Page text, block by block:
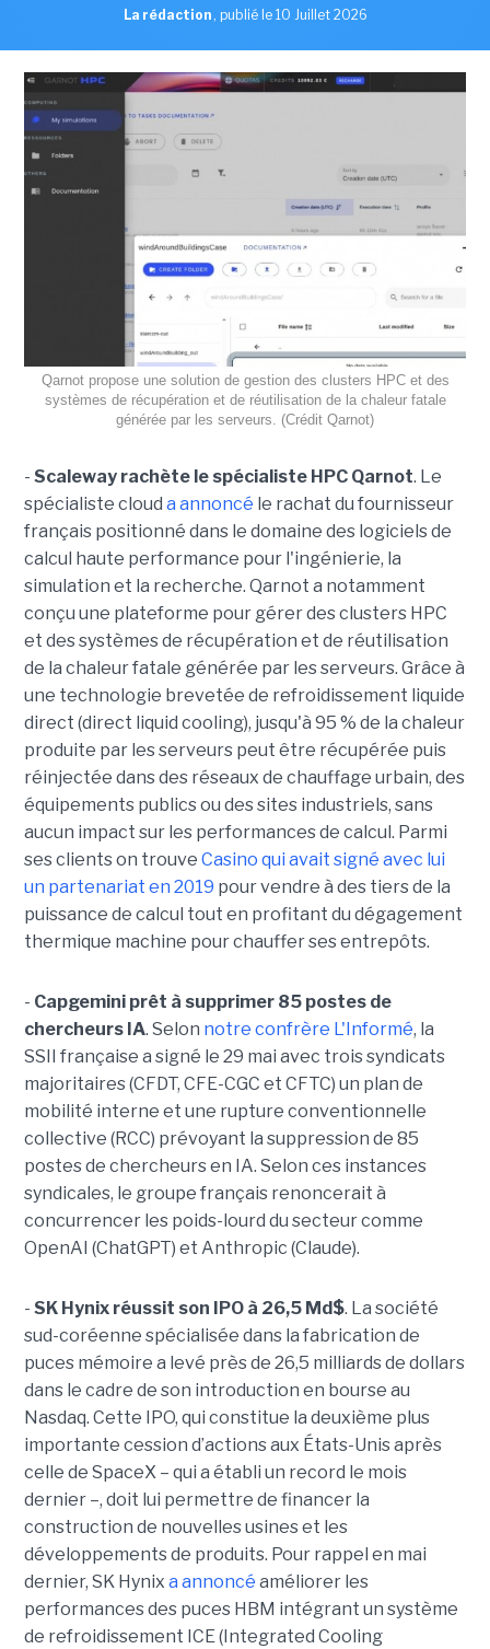
La rédaction , publié le 10 Juillet 2026
Qarnot propose une solution de gestion des clusters HPC et des
systèmes de récupération et de réutilisation de la chaleur fatale
générée par les serveurs. (Crédit Qarnot)
- Scaleway rachète le spécialiste HPC Qarnot. Le
spécialiste cloud a annoncé le rachat du fournisseur
français positionné dans le domaine des logiciels de
calcul haute performance pour l'ingénierie, la
simulation et la recherche. Qarnot a notamment
conçu une plateforme pour gérer des clusters HPC
et des systèmes de récupération et de réutilisation
de la chaleur fatale générée par les serveurs. Grâce à
une technologie brevetée de refroidissement liquide
direct (direct liquid cooling), jusqu'à 95 % de la chaleur
produite par les serveurs peut être récupérée puis
réinjectée dans des réseaux de chauffage urbain, des
équipements publics ou des sites industriels, sans
aucun impact sur les performances de calcul. Parmi
ses clients on trouve Casino qui avait signé avec lui
un partenariat en 2019 pour vendre à des tiers de la
puissance de calcul tout en profitant du dégagement
thermique machine pour chauffer ses entrepôts.
- Capgemini prêt à supprimer 85 postes de
chercheurs IA. Selon notre confrère L'Informé, la
SSII française a signé le 29 mai avec trois syndicats
majoritaires (CFDT, CFE-CGC et CFTC) un plan de
mobilité interne et une rupture conventionnelle
collective (RCC) prévoyant la suppression de 85
postes de chercheurs en IA. Selon ces instances
syndicales, le groupe français renoncerait à
concurrencer les poids-lourd du secteur comme
OpenAI (ChatGPT) et Anthropic (Claude).
- SK Hynix réussit son IPO à 26,5 Md$. La société
sud-coréenne spécialisée dans la fabrication de
puces mémoire a levé près de 26,5 milliards de dollars
dans le cadre de son introduction en bourse au
Nasdaq. Cette IPO, qui constitue la deuxième plus
importante cession d’actions aux États-Unis après
celle de SpaceX – qui a établi un record le mois
dernier –, doit lui permettre de financer la
construction de nouvelles usines et les
développements de produits. Pour rappel en mai
dernier, SK Hynix a annoncé améliorer les
performances des puces HBM intégrant un système
de refroidissement ICE (Integrated Cooling